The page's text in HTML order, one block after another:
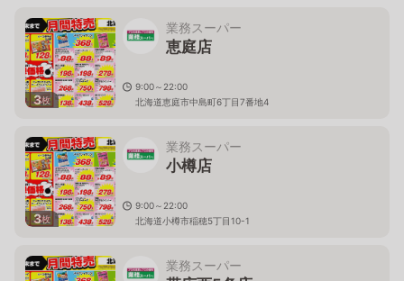
3枚
業務スーパー
恵庭店
9:00～22:00
北海道恵庭市中島町6丁目7番地4
3枚
業務スーパー
小樽店
9:00～22:00
北海道小樽市稲穂5丁目10-1
業務スーパー